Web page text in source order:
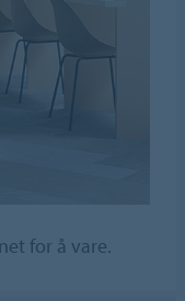
for å vare.